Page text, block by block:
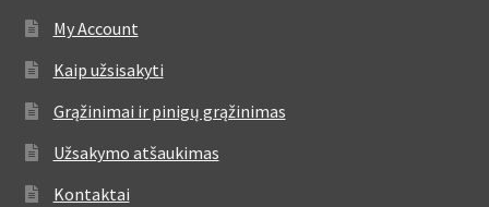
My Account
Kaip užsisakyti
Grąžinimai ir pinigų grąžinimas
Užsakymo atšaukimas
Kontaktai